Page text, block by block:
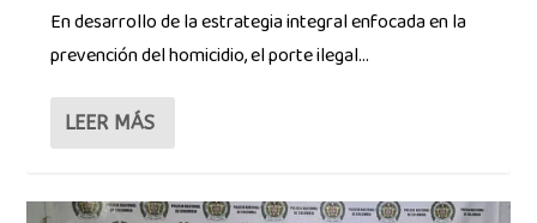
En desarrollo de la estrategia integral enfocada en la
prevención del homicidio, el porte ilegal...
LEER MÁS